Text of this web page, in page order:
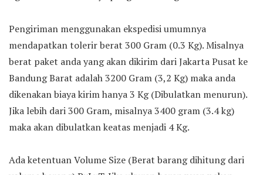
Pengiriman menggunakan ekspedisi umumnya
mendapatkan tolerir berat 300 Gram (0.3 Kg). Misalnya
berat paket anda yang akan dikirim dari Jakarta Pusat ke
Bandung Barat adalah 3200 Gram (3,2 Kg) maka anda
dikenakan biaya kirim hanya 3 Kg (Dibulatkan menurun).
Jika lebih dari 300 Gram, misalnya 3400 gram (3.4 kg)
maka akan dibulatkan keatas menjadi 4 Kg.
Ada ketentuan Volume Size (Berat barang dihitung dari